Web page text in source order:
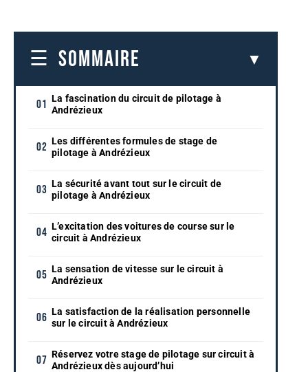
SOMMAIRE
La fascination du circuit de pilotage à
Andrézieux
Les différentes formules de stage de
pilotage à Andrézieux
La sécurité avant tout sur le circuit de
pilotage à Andrézieux
L’excitation des voitures de course sur le
circuit à Andrézieux
La sensation de vitesse sur le circuit à
Andrézieux
La satisfaction de la réalisation personnelle
sur le circuit à Andrézieux
Réservez votre stage de pilotage sur circuit à
Andrézieux dès aujourd’hui